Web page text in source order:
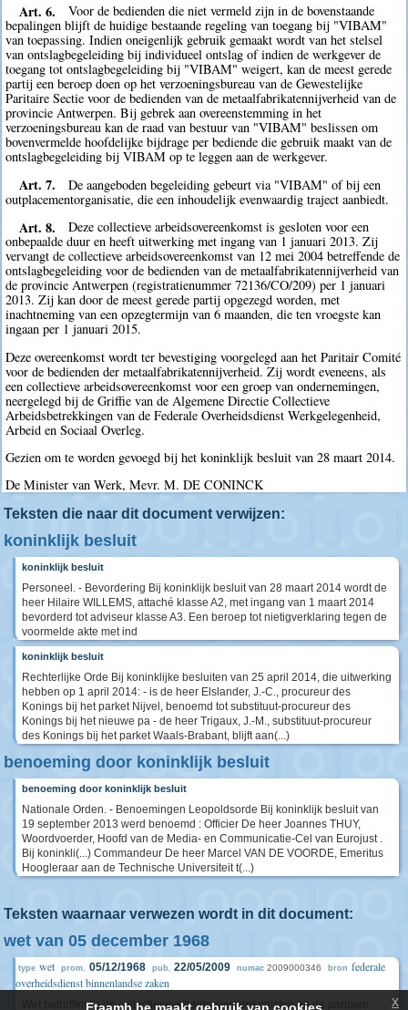
Art. 6.
Voor de bedienden die niet vermeld zijn in de bovenstaande
bepalingen blijft de huidige bestaande regeling van toegang bij "VIBAM"
van toepassing. Indien oneigenlijk gebruik gemaakt wordt van het stelsel
van ontslagbegeleiding bij individueel ontslag of indien de werkgever de
toegang tot ontslagbegeleiding bij "VIBAM" weigert, kan de meest gerede
partij een beroep doen op het verzoeningsbureau van de Gewestelijke
Paritaire Sectie voor de bedienden van de metaalfabrikatennijverheid van de
provincie Antwerpen. Bij gebrek aan overeenstemming in het
verzoeningsbureau kan de raad van bestuur van "VIBAM" beslissen om
bovenvermelde hoofdelijke bijdrage per bediende die gebruik maakt van de
ontslagbegeleiding bij VIBAM op te leggen aan de werkgever.
Art. 7.
De aangeboden begeleiding gebeurt via "VIBAM" of bij een
outplacementorganisatie, die een inhoudelijk evenwaardig traject aanbiedt.
Art. 8.
Deze collectieve arbeidsovereenkomst is gesloten voor een
onbepaalde duur en heeft uitwerking met ingang van 1 januari 2013. Zij
vervangt de collectieve arbeidsovereenkomst van 12 mei 2004 betreffende de
ontslagbegeleiding voor de bedienden van de metaalfabrikatennijverheid van
de provincie Antwerpen (registratienummer 72136/CO/209) per 1 januari
2013. Zij kan door de meest gerede partij opgezegd worden, met
inachtneming van een opzegtermijn van 6 maanden, die ten vroegste kan
ingaan per 1 januari 2015.
Deze overeenkomst wordt ter bevestiging voorgelegd aan het Paritair Comité
voor de bedienden der metaalfabrikatennijverheid. Zij wordt eveneens, als
een collectieve arbeidsovereenkomst voor een groep van ondernemingen,
neergelegd bij de Griffie van de Algemene Directie Collectieve
Arbeidsbetrekkingen van de Federale Overheidsdienst Werkgelegenheid,
Arbeid en Sociaal Overleg.
Gezien om te worden gevoegd bij het koninklijk besluit van 28 maart 2014.
De Minister van Werk, Mevr. M. DE CONINCK
Teksten die naar dit document verwijzen:
koninklijk besluit
koninklijk besluit
Personeel. - Bevordering Bij koninklijk besluit van 28 maart 2014 wordt de
heer Hilaire WILLEMS, attaché klasse A2, met ingang van 1 maart 2014
bevorderd tot adviseur klasse A3. Een beroep tot nietigverklaring tegen de
voormelde akte met ind
koninklijk besluit
Rechterlijke Orde Bij koninklijke besluiten van 25 april 2014, die uitwerking
hebben op 1 april 2014: - is de heer Elslander, J.-C., procureur des
Konings bij het parket Nijvel, benoemd tot substituut-procureur des
Konings bij het nieuwe pa - de heer Trigaux, J.-M., substituut-procureur
des Konings bij het parket Waals-Brabant, blijft aan(...)
benoeming door koninklijk besluit
benoeming door koninklijk besluit
Nationale Orden. - Benoemingen Leopoldsorde Bij koninklijk besluit van
19 september 2013 werd benoemd : Officier De heer Joannes THUY,
Woordvoerder, Hoofd van de Media- en Communicatie-Cel van Eurojust .
Bij koninkli(...) Commandeur De heer Marcel VAN DE VOORDE, Emeritus
Hoogleraar aan de Technische Universiteit t(...)
Teksten waarnaar verwezen wordt in dit document:
wet van 05 december 1968
type wet prom. 05/12/1968 pub. 22/05/2009 numac 2009000346 bron federale
overheidsdienst binnenlandse zaken
Wet betreffende de collectieve arbeidsovereenkomsten en de paritaire x